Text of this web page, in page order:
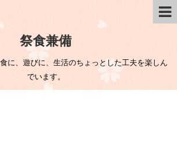
祭食兼備
に、遊びに、生活のちょっとした工夫を楽しん
でいます。